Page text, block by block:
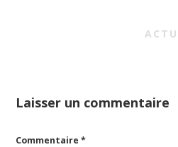
Laisser un commentaire
Commentaire*